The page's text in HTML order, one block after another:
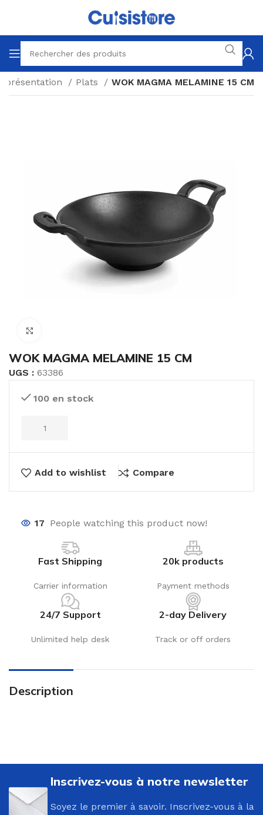
présentation Plats WOK MAGMA MELAMINE 15 CM
WOK MAGMA MELAMINE 15 CM
UGS : 63386
100 en stock
Add to wishlist Compare
17 People watching this product now!
Fast Shipping
Carrier information
20k products
Payment methods
24/7 Support
Unlimited help desk
2-day Delivery
Track or off orders
Description
Inscrivez-vous à notre newsletter
Soyez le premier à savoir. Inscrivez-vous à la